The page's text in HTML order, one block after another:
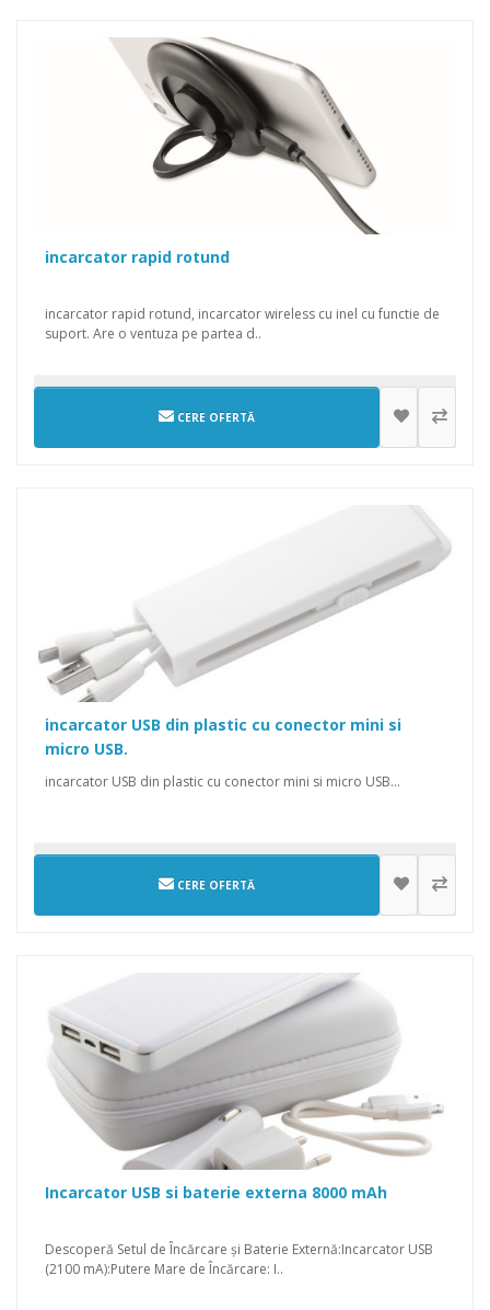
incarcator rapid rotund
incarcator rapid rotund, incarcator wireless cu inel cu functie de
suport. Are o ventuza pe partea d..
CERE OFERTĂ
incarcator USB din plastic cu conector mini si
micro USB.
incarcator USB din plastic cu conector mini si micro USB...
CERE OFERTĂ
Incarcator USB si baterie externa 8000 mAh
Descoperă Setul de Încărcare și Baterie Externă:Incarcator USB
(2100 mA):Putere Mare de Încărcare: I..